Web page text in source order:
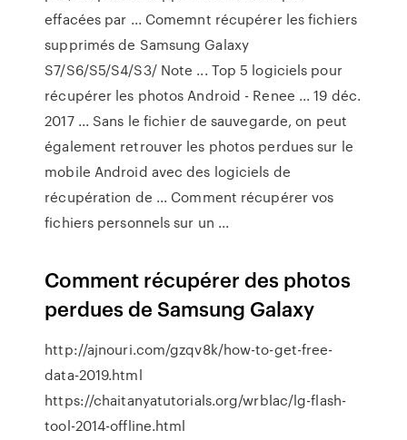
effacées par ... Comemnt récupérer les fichiers
supprimés de Samsung Galaxy
S7/S6/S5/S4/S3/ Note ... Top 5 logiciels pour
récupérer les photos Android - Renee ... 19 déc.
2017 ... Sans le fichier de sauvegarde, on peut
également retrouver les photos perdues sur le
mobile Android avec des logiciels de
récupération de ... Comment récupérer vos
fichiers personnels sur un ...
Comment récupérer des photos
perdues de Samsung Galaxy
http://ajnouri.com/gzqv8k/how-to-get-free-
data-2019.html
https://chaitanyatutorials.org/wrblac/lg-flash-
tool-2014-offline.html